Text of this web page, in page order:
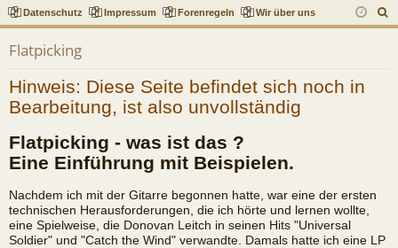
llz rie
Datenschutz
Impressum Forenregeln Wir über uns
u
Flatpicking
Hinweis: Diese Seite befindet sich noch in
Bearbeitung, ist also unvollständig
Flatpicking - was ist das ?
Eine Einführung mit Beispielen.
Nachdem ich mit der Gitarre begonnen hatte, war eine der ersten
technischen Herausforderungen, die ich hörte und lernen wollte,
eine Spielweise, die Donovan Leitch in seinen Hits "Universal
Soldier" und "Catch the Wind" verwandte. Damals hatte ich eine LP